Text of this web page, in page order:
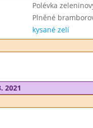
Polévka
Plněné
kysané zelí
2021